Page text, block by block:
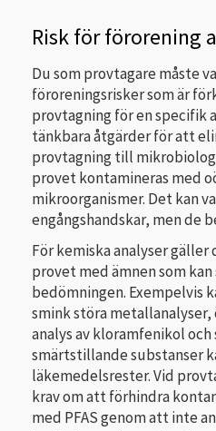
Risk för förorening
Du som provtagare måste
föroreningsrisker som är
provtagning för en specifik
tänkbara åtgärder för att
provtagning till
provet kontamineras med
mikroorganismer. Det kan
engångshandskar, men de
För kemiska analyser
provet med ämnen som
bedömningen. Exempelvis
smink störa
analys av kloramfenikol och
smärtstillande substanser
läkemedelsrester. Vid
krav om att förhindra
med PFAS genom att inte